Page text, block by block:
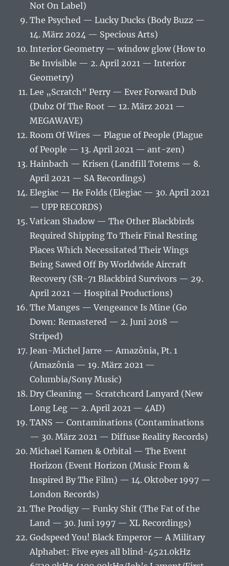
Not On Label)
The Psyched — Lucky Ducks (Body Buzz —
14. März 2024 — Specious Arts)
Interior Geometry — window glow (How to
Be Invisible — 2. April 2021 — Interior
Geometry)
Lee „Scratch“ Perry — Ever Forward Dub
(Dubz Of The Root — 12. März 2021 —
MEGAWAVE)
Room Of Wires — Plague of People (Plague
of People — 13. April 2021 — ant-zen)
Hainbach — Krisen (Landfill Totems — 8.
April 2021 — SA Recordings)
Elegiac — He Folds (Elegiac — 30. April 2021
— UPP RECORDS)
Vatican Shadow — The Other Blackbirds
Required Shipping To Their Final Resting
Places Which Necessitated Their Wings
Being Sawed Off By Worldwide Aircraft
Recovery (SR-71 Blackbird Survivors — 29.
April 2021 — Hospital Productions)
The Manges — Vengeance Is Mine (Go
Down: Remastered — 2. Juni 2018 —
Striped)
Jean-Michel Jarre — Amazônia, Pt. 1
(Amazônia — 19. März 2021 —
Columbia/Sony Music)
Dry Cleaning — Scratchcard Lanyard (New
Long Leg — 2. April 2021 — 4AD)
TANS — Contaminations (Contaminations
— 30. März 2021 — Diffuse Reality Records)
Michael Kamen & Orbital — The Event
Horizon (Event Horizon (Music From &
Inspired By The Film) — 14. Oktober 1997 —
London Records)
The Prodigy — Funky Shit (The Fat of the
Land — 30. Juni 1997 — XL Recordings)
Godspeed You! Black Emperor — A Military
Alphabet: Five eyes all blind-4521.0kHz